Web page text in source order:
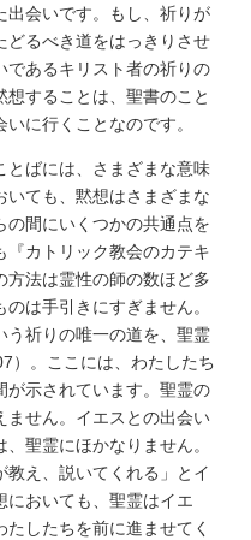
出会いです。もし、祈りが
どるべき道をはっきりさせ
であるキリスト者の祈りの
することは、聖書のこと
に行くことなのです。
ばには、さまざまな意味
いても、黙想はさまざまな
の間にいくつかの共通点を
『カトリック教会のカテキ
方法は霊性の師の数ほど多
は手引きにすぎません。
う祈りの唯一の道を、聖霊
）。ここには、わたしたち
が示されています。聖霊の
ません。イエスとの出会い
聖霊にほかなりません。
教え、説いてくれる」とイ
においても、聖霊はイエ
したちを前に進ませてく